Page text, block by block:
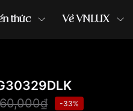
thức Về VNLUX
-33%